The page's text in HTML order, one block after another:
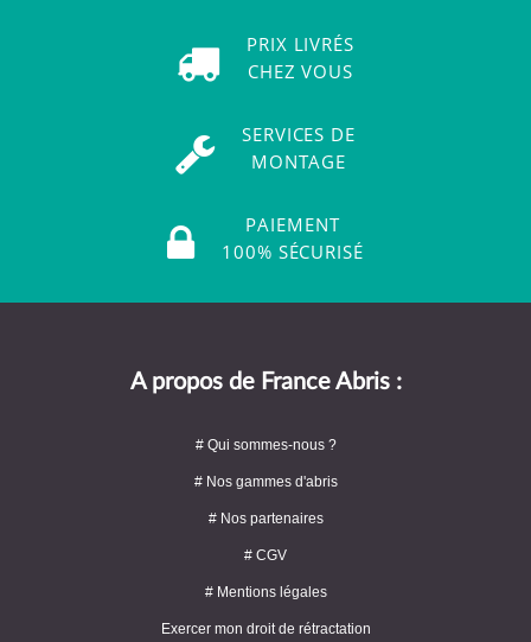
PRIX LIVRÉS
CHEZ VOUS
SERVICES DE
MONTAGE
PAIEMENT
100% SÉCURISÉ
A propos de France Abris :
# Qui sommes-nous ?
# Nos gammes d'abris
# Nos partenaires
# CGV
# Mentions légales
Exercer mon droit de rétractation